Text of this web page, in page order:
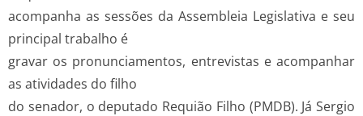
acompanha as sessões da Assembleia Legislativa e seu
principal trabalho é
gravar os pronunciamentos, entrevistas e acompanhar
as atividades do filho
do senador, o deputado Requião Filho (PMDB). Já Sergio